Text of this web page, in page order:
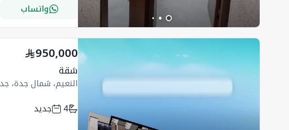
واتساب
950,000
شقة
النعيم، شمال جدة،
4
جديد